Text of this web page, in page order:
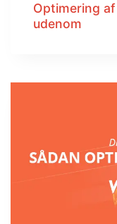
Optimering
udenom